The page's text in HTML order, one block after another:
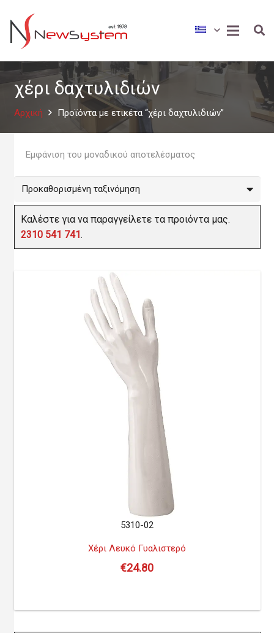
χέρι δαχτυλιδιών
Αρχική Προϊόντα με ετικέτα “χέρι δαχτυλιδιών”
Εμφάνιση του μοναδικού αποτελέσματος
Καλέστε για να παραγγείλετε τα προιόντα μας.
2310 541 741.
5310-02
Χέρι Λευκό Γυαλιστερό
€24.80